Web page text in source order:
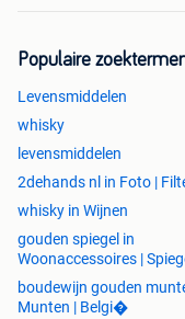
Populaire
Levensmiddelen
whisky
levensmiddelen
2dehands nl in Foto |
whisky in Wijnen
gouden spiegel in
Woonaccessoires |
boudewijn gouden
Munten | Belgi�